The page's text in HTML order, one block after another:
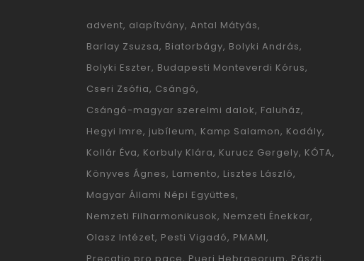
advent alapítvány Antal Mátyás
Barlay Zsuzsa Biatorbágy Bolyki András
Bolyki Eszter Budapesti Monteverdi Kórus
Cseri Zsófia Csángó
Csángó-magyar szerelmi dalok Faluház
Hegyi Imre jubíleum Kamp Salamon Kodály
Kollár Éva Korbuly Klára Kurucz Gergely KÓTA
Könyves Ágnes Lamento Lisztes László
Magyar Állami Népi Együttes
Nemzeti Filharmonikusok Nemzeti Énekkar
Olasz Intézet Pesti Vigadó PMAMI